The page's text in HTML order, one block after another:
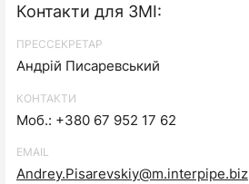
Контакти для ЗМІ:
ПРЕССЕКРЕТАР
Андрій Писаревський
КОНТАКТИ
Моб.: +380 67 952 17 62
EMAIL
Andrey.Pisarevskiy@m.interpipe.biz